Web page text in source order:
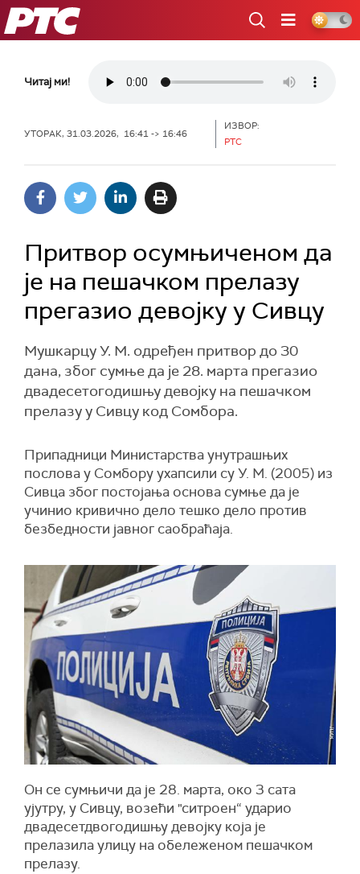
РТС
Читај ми!
УТОРАК, 31.03.2026, 16:41 -> 16:46
ИЗВОР:
РТС
Притвор осумњиченом да
је на пешачком прелазу
прегазио девојку у Сивцу
Мушкарцу У. М. одређен притвор до 30
дана, због сумње да је 28. марта прегазио
двадесетогодишњу девојку на пешачком
прелазу у Сивцу код Сомбора.
Припадници Министарства унутрашњих
послова у Сомбору ухапсили су У. М. (2005) из
Сивца због постојања основа сумње да је
учинио кривично дело тешко дело против
безбедности јавног саобраћаја.
Он се сумњичи да је 28. марта, око 3 сата
ујутру, у Сивцу, возећи "ситроен“ ударио
двадесетдвогодишњу девојку која је
прелазила улицу на обележеном пешачком
прелазу.